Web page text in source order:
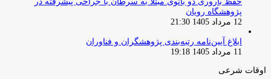
پژوهشگاه رویان
12 مرداد 1405 21:30
ابلاغ آیین‌نامه رتبه‌بندی پژوهشگران و فناوران
11 مرداد 1405 19:18
اوقات شرعی